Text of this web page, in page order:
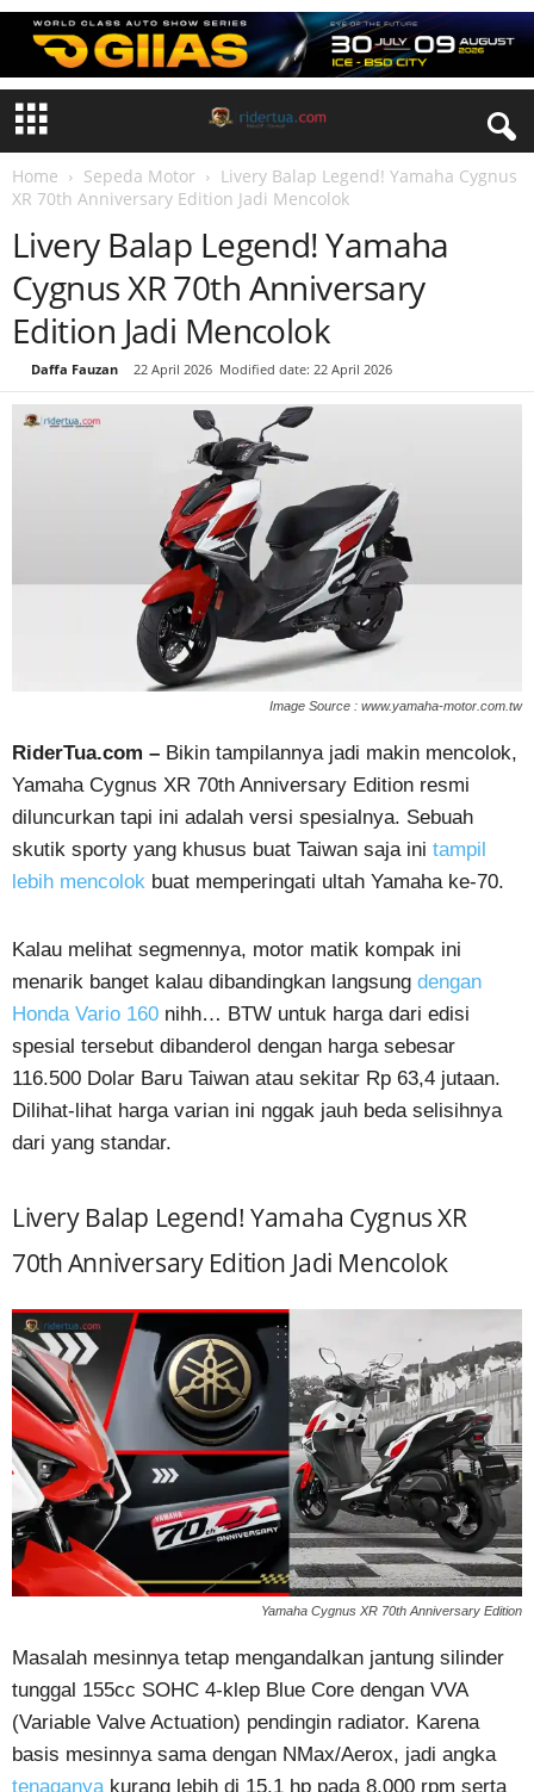
Home Sepeda Motor
Livery Balap Legend! Yamaha Cygnus
XR 70th Anniversary Edition Jadi Mencolok
Livery Balap Legend! Yamaha
Cygnus XR 70th Anniversary
Edition Jadi Mencolok
Daffa Fauzan 22 April 2026 Modified date: 22 April 2026
Image Source : www.yamaha-motor.com.tw
RiderTua.com – Bikin tampilannya jadi makin mencolok,
Yamaha Cygnus XR 70th Anniversary Edition resmi
diluncurkan tapi ini adalah versi spesialnya. Sebuah
skutik sporty yang khusus buat Taiwan saja ini tampil
lebih mencolok buat memperingati ultah Yamaha ke-70.
Kalau melihat segmennya, motor matik kompak ini
menarik banget kalau dibandingkan langsung dengan
Honda Vario 160 nihh… BTW untuk harga dari edisi
spesial tersebut dibanderol dengan harga sebesar
116.500 Dolar Baru Taiwan atau sekitar Rp 63,4 jutaan.
Dilihat-lihat harga varian ini nggak jauh beda selisihnya
dari yang standar.
Livery Balap Legend! Yamaha Cygnus XR
70th Anniversary Edition Jadi Mencolok
Yamaha Cygnus XR 70th Anniversary Edition
Masalah mesinnya tetap mengandalkan jantung silinder
tunggal 155cc SOHC 4-klep Blue Core dengan VVA
(Variable Valve Actuation) pendingin radiator. Karena
basis mesinnya sama dengan NMax/Aerox, jadi angka
tenaganya kurang lebih di 15,1 hp pada 8.000 rpm serta